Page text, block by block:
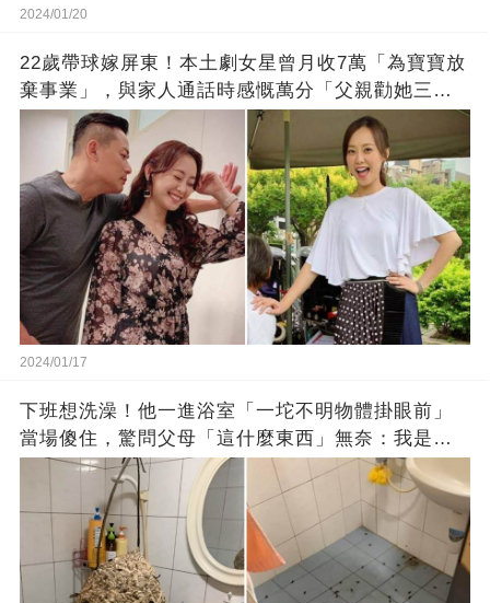
2024/01/20
22歲帶球嫁屏東！本土劇女星曾月收7萬「為寶寶放
棄事業」，與家人通話時感慨萬分「父親勸她三
思」：只有過一次眼淚
2024/01/17
下班想洗澡！他一進浴室「一坨不明物體掛眼前」
當場傻住，驚問父母「這什麼東西」無奈：我是親
生的嗎？